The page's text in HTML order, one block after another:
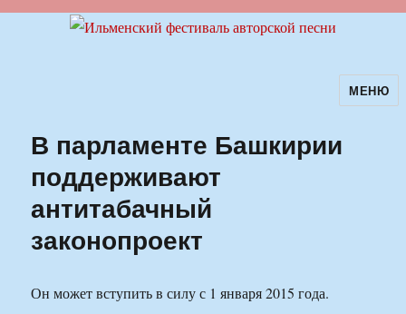
Ильменский фестиваль авторскойМЕНЮ
В парламенте Башкирии
поддерживают
антитабачный
законопроект
Он может вступить в силу с 1 января 2015 года.